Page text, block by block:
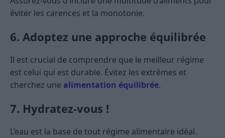
éviter les carences et la monotonie.
6. Adoptez une approche équilibrée
Il est crucial de comprendre que le meilleur régime
est celui qui est durable. Évitez les extrêmes et
cherchez une alimentation équilibrée.
7. Hydratez-vous !
L’eau est la base de tout régime alimentaire idéal.